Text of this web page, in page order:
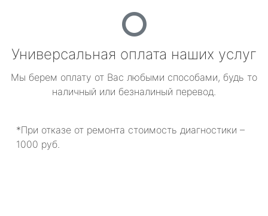
Универсальная оплата наших услуг
Мы берем оплату от Вас любыми способами, будь то
наличный или безналиный перевод.
*При отказе от ремонта стоимость диагностики –
1000 руб.